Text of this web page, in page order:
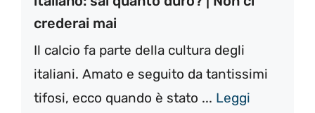
crederai mai
Il calcio fa parte della cultura degli
italiani. Amato e seguito da tantissimi
tifosi, ecco quando è stato ... Leggi